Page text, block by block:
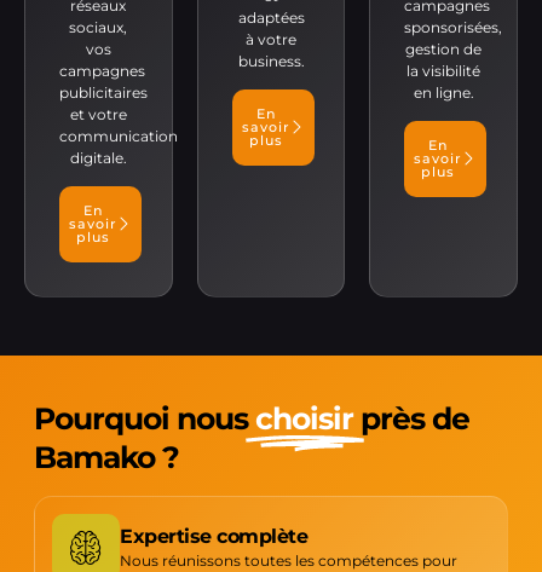
réseaux
sociaux,
vos
campagnes
publicitaires
et votre
communication
digitale.
En
savoir
plus
adaptées
à votre
business.
En
savoir
plus
campagnes
sponsorisées,
gestion de
la visibilité
en ligne.
En
savoir
plus
Pourquoi nouschoisir près de
Bamako ?
Expertise complète
Nous réunissons toutes les compétences pour